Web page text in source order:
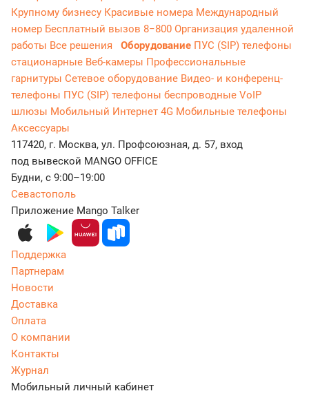
Крупному бизнесу Красивые номера Международный
номер Бесплатный вызов 8−800 Организация удаленной
работы Все решения Оборудование ПУС (SIP) телефоны
стационарные Веб-камеры Профессиональные
гарнитуры Сетевое оборудование Видео- и конференц-
телефоны ПУС (SIP) телефоны беспроводные VoIP
шлюзы Мобильный Интернет 4G Мобильные телефоны
Аксессуары
117420, г. Москва, ул. Профсоюзная, д. 57, вход
под вывеской MANGO OFFICE
Будни, с 9:00–19:00
Севастополь
Приложение Mango Talker
Поддержка
Партнерам
Новости
Доставка
Оплата
О компании
Контакты
Журнал
Мобильный личный кабинет